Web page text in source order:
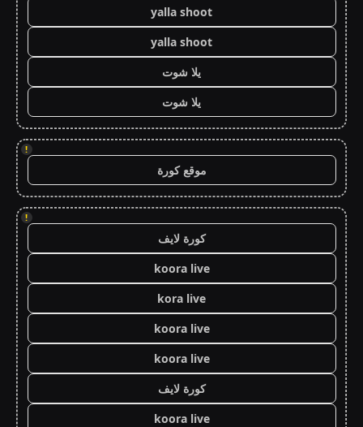
yalla shoot
yalla shoot
يلا شوت
يلا شوت
!
موقع كورة
!
كورة لايف
koora live
kora live
koora live
koora live
كورة لايف
koora live